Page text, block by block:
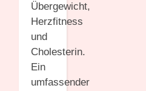
Übergewicht,
Herzfitness
und
Cholesterin.
Ein
umfassender